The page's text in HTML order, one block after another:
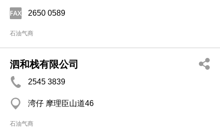
2650 0589
石油气商
泗和栈有限公司
2545 3839
湾仔 摩理臣山道46
石油气商